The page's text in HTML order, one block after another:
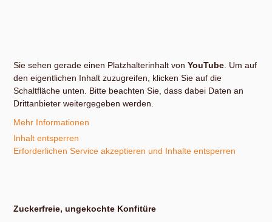
Sie sehen gerade einen Platzhalterinhalt vonYouTube . Um auf
den eigentlichen Inhalt zuzugreifen, klicken Sie auf die
Schaltfläche unten. Bitte beachten Sie, dass dabei Daten an
Drittanbieter weitergegeben werden.
Mehr Informationen
Inhalt entsperren
Erforderlichen Service akzeptieren und Inhalte entsperren
Zuckerfreie, ungekochte Konfitüre